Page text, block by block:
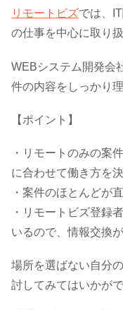
リモートビズでは、
の仕事を中心に取り
WEBシステム開発会
件の内容をしっかり
【ポイント】
・リモートのみの案
に合わせて働き方を
・案件のほとんどが
・リモートビズ登録
いるので、情報交換
場所を選ばない自分
討してみてはいかがで